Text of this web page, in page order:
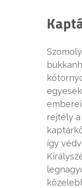
rejtély
így